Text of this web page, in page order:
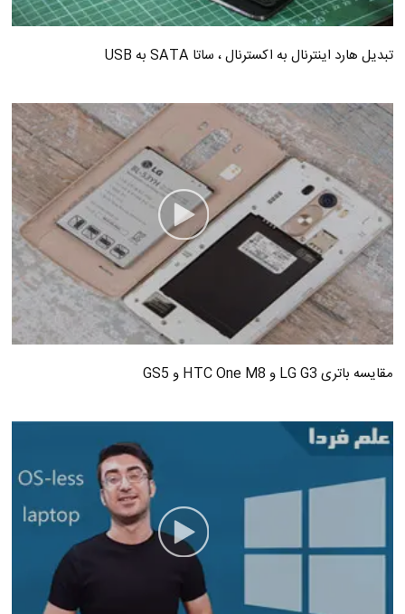
تبدیل هارد اینترنال به اکسترنال ، ساتا SATA به USB
مقایسه باتری LG G3 و HTC One M8 و GS5